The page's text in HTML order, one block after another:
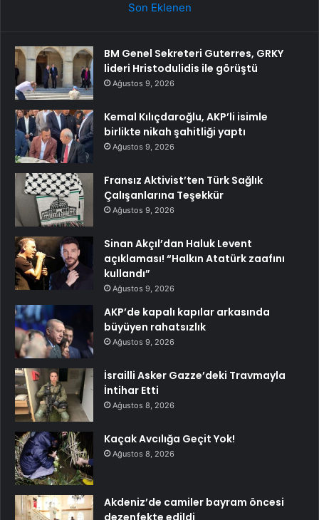
Son Eklenen
BM Genel Sekreteri Guterres, GRKY
lideri Hristodulidis ile görüştü
Ağustos 9, 2026
Kemal Kılıçdaroğlu, AKP’li isimle
birlikte nikah şahitliği yaptı
Ağustos 9, 2026
Fransız Aktivist’ten Türk Sağlık
Çalışanlarına Teşekkür
Ağustos 9, 2026
Sinan Akçıl’dan Haluk Levent
açıklaması! “Halkın Atatürk zaafını
kullandı”
Ağustos 9, 2026
AKP’de kapalı kapılar arkasında
büyüyen rahatsızlık
Ağustos 9, 2026
İsrailli Asker Gazze’deki Travmayla
İntihar Etti
Ağustos 8, 2026
Kaçak Avcılığa Geçit Yok!
Ağustos 8, 2026
Akdeniz’de camiler bayram öncesi